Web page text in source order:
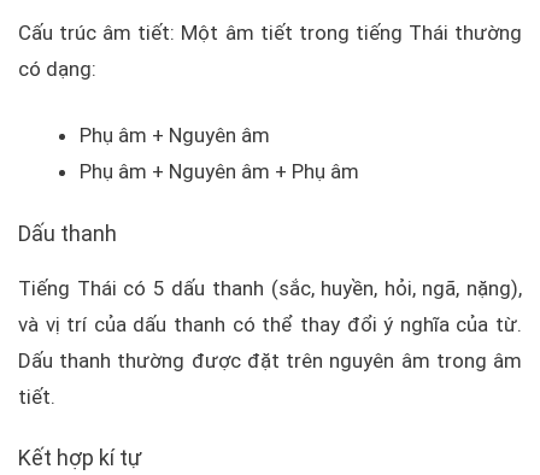
Cấu trúc âm tiết: Một âm tiết trong tiếng Thái thường
có dạng:
Phụ âm + Nguyên âm
Phụ âm + Nguyên âm + Phụ âm
Dấu thanh
Tiếng Thái có 5 dấu thanh (sắc, huyền, hỏi, ngã, nặng),
và vị trí của dấu thanh có thể thay đổi ý nghĩa của từ.
Dấu thanh thường được đặt trên nguyên âm trong âm
tiết.
Kết hợp kí tự